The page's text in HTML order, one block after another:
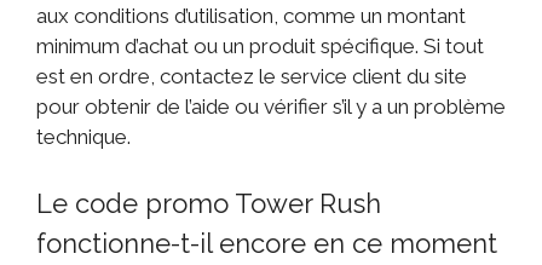
aux conditions d’utilisation, comme un montant
minimum d’achat ou un produit spécifique. Si tout
est en ordre, contactez le service client du site
pour obtenir de l’aide ou vérifier s’il y a un problème
technique.
Le code promo Tower Rush
fonctionne-t-il encore en ce moment